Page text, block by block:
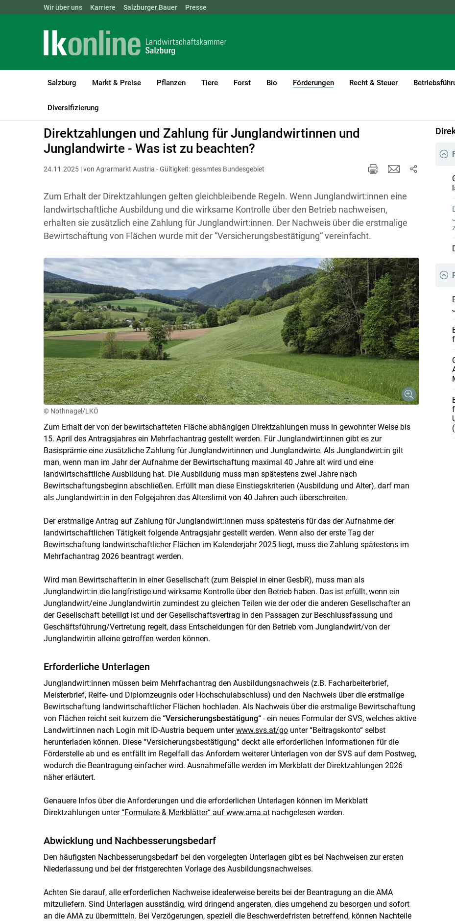
Skip to main content
Landwirtschaftskammern: ÖSTERREICH BGLD KTN
Wir über uns Karriere Salzburger Bauer Presse
Salzburg Markt & Preise Pflanzen Tiere Forst Bio Förderungen
(current)1
Recht & Steuer
Diversifizierung
LK Salzburg Förderungen
Direktzahlungen und Zahlung für Junglandwirtinnen und
Junglandwirte - Was ist zu beachten?
24.11.2025 | von Agrarmarkt Austria - Gültigkeit: gesamtes Bundesgebiet
Zum Erhalt der Direktzahlungen gelten gleichbleibende Regeln. Wenn Junglandwirt:innen eine
landwirtschaftliche Ausbildung und die wirksame Kontrolle über den Betrieb nachweisen,
erhalten sie zusätzlich eine Zahlung für Junglandwirt:innen. Der Nachweis über die erstmalige
Bewirtschaftung von Flächen wurde mit der “Versicherungsbestätigung“ vereinfacht.
© Nothnagel/LKÖ
Zum Erhalt der von der bewirtschafteten Fläche abhängigen Direktzahlungen muss in gewohnter Weise bis
15. April des Antragsjahres ein Mehrfachantrag gestellt werden. Für Junglandwirt:innen gibt es zur
Basisprämie eine zusätzliche Zahlung für Junglandwirtinnen und Junglandwirte. Als Junglandwirt:in gilt
man, wenn man im Jahr der Aufnahme der Bewirtschaftung maximal 40 Jahre alt wird und eine
landwirtschaftliche Ausbildung hat. Die Ausbildung muss man spätestens zwei Jahre nach
Bewirtschaftungsbeginn abschließen. Erfüllt man diese Einstiegskriterien (Ausbildung und Alter), darf man
als Junglandwirt:in in den Folgejahren das Alterslimit von 40 Jahren auch überschreiten.
Der erstmalige Antrag auf Zahlung für Junglandwirt:innen muss spätestens für das der Aufnahme der
landwirtschaftlichen Tätigkeit folgende Antragsjahr gestellt werden. Wenn also der erste Tag der
Bewirtschaftung landwirtschaftlicher Flächen im Kalenderjahr 2025 liegt, muss die Zahlung spätestens im
Mehrfachantrag 2026 beantragt werden.
Wird man Bewirtschafter:in in einer Gesellschaft (zum Beispiel in einer GesbR), muss man als
Junglandwirt:in die langfristige und wirksame Kontrolle über den Betrieb haben. Das ist erfüllt, wenn ein
Junglandwirt/eine Junglandwirtin zumindest zu gleichen Teilen wie der oder die anderen Gesellschafter an
der Gesellschaft beteiligt ist und der Gesellschaftsvertrag in den Passagen zur Beschlussfassung und
Geschäftsführung/Vertretung regelt, dass Entscheidungen für den Betrieb vom Junglandwirt/von der
Junglandwirtin alleine getroffen werden können.
Erforderliche Unterlagen
Junglandwirt:innen müssen beim Mehrfachantrag den Ausbildungsnachweis (z.B. Facharbeiterbrief,
Meisterbrief, Reife- und Diplomzeugnis oder Hochschulabschluss) und den Nachweis über die erstmalige
Bewirtschaftung landwirtschaftlicher Flächen hochladen. Als Nachweis über die erstmalige Bewirtschaftung
von Flächen reicht seit kurzem die “Versicherungsbestätigung“- ein neues Formular der SVS, welches aktive
Landwirt:innen nach Login mit ID-Austria bequem unterwww.svs.at/gounter “Beitragskonto“ selbst
herunterladen können. Diese “Versicherungsbestätigung“ deckt alle erforderlichen Informationen für die
Förderstelle ab und es entfällt im Regelfall das Anfordern weiterer Unterlagen von der SVS auf dem Postweg,
wodurch die Beantragung einfacher wird. Ausnahmefälle werden im Merkblatt der Direktzahlungen 2026
näher erläutert.
Genauere Infos über die Anforderungen und die erforderlichen Unterlagen können im Merkblatt
Direktzahlungen unter“Formulare & Merkblätter“ auf www.ama.atnachgelesen werden.
Abwicklung und Nachbesserungsbedarf
Den häufigsten Nachbesserungsbedarf bei den vorgelegten Unterlagen gibt es bei Nachweisen zur ersten
Niederlassung und bei der fristgerechten Vorlage des Ausbildungsnachweises.
Achten Sie darauf, alle erforderlichen Nachweise idealerweise bereits bei der Beantragung an die AMA
mitzuliefern. Sind Unterlagen ausständig, wird dringend angeraten, dies umgehend zu besorgen und sofort
an die AMA zu übermitteln. Bei Verzögerungen, speziell die Beschwerdefristen betreffend, können Nachteile